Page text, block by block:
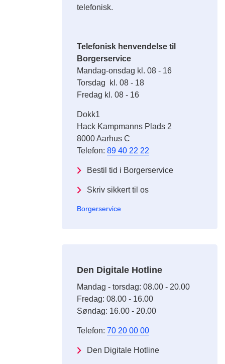
telefonisk.
Telefonisk henvendelse til
Borgerservice
Mandag-onsdag kl. 08 - 16
Torsdag kl. 08 - 18
Fredag kl. 08 - 16
Dokk1
Hack Kampmanns Plads 2
8000 Aarhus C
Telefon:89 40 22 22
Bestil tid i Borgerservice
Skriv sikkert til os
Borgerservice
Den Digitale Hotline
Mandag - torsdag: 08.00 - 20.00
Fredag: 08.00 - 16.00
Søndag: 16.00 - 20.00
Telefon:70 20 00 00
Den Digitale Hotline